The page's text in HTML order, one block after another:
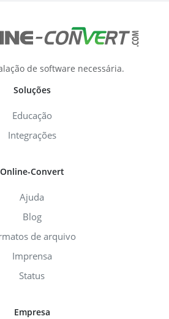
de software necessária.
Soluções
Educação
Integrações
Online-Convert
Ajuda
Blog
de arquivo
Imprensa
Status
Empresa